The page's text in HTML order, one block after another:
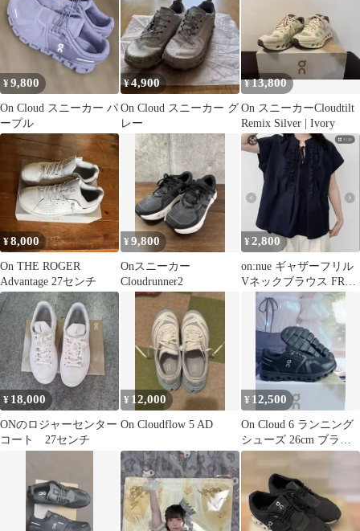
¥9,800
On Cloud スニーカー パ
ープル
¥4,900
On Cloud スニーカー グ
レー
¥13,800
On スニーカーCloudtilt
Remix Silver | Ivory
¥8,000
On THE ROGER
Advantage 27センチ
¥9,800
Onスニーカー
Cloudrunner2
¥2,800
on:nue ギャザーフリル
Vネックブラウス FREE
ネイビー
¥ 18,000
ONのロジャーセンター
コート 27センチ
¥ 12,000
On Cloudflow 5 AD
¥ 12,500
On Cloud 6 ランニング
シューズ 26cm ブラッ
ク